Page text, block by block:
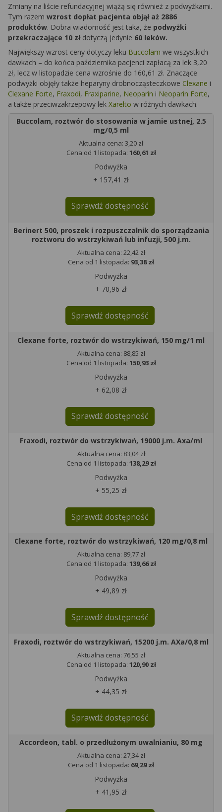
Zmiany na liście refundacyjnej wiążą się również z podwyżkami.
Tym razem wzrost dopłat pacjenta objął aż 2886
produktów. Dobra wiadomość jest taka, że podwyżki
przekraczające 10 złdotyczą jedynie 60 leków.
Największy wzrost ceny dotyczy leku Buccolam we wszystkich
dawkach – do końca października pacjenci zapłacą za lek 3,20
zł, lecz w listopadzie cena wzrośnie do 160,61 zł. Znaczące
podwyżki objęły także heparyny drobnocząsteczkowe Clexane i
Clexane Forte, Fraxodi, Fraxiparine, Neoparin i Neoparin Forte,
a także przeciwzakrzepowy lek Xarelto w różnych dawkach.
Buccolam, roztwór do stosowania w jamie ustnej, 2.5
mg/0,5 ml
Aktualna cena: 3,20 zł
Cena od 1 listopada: 160,61 zł
Podwyżka
+ 157,41 zł
Sprawdź dostępność
Berinert 500, proszek i rozpuszczalnik do sporządzania
roztworu do wstrzykiwań lub infuzji, 500 j.m.
Aktualna cena: 22,42 zł
Cena od 1 listopada: 93,38 zł
Podwyżka
+ 70,96 zł
Sprawdź dostępność
Clexane forte, roztwór do wstrzykiwań, 150 mg/1 ml
Aktualna cena: 88,85 zł
Cena od 1 listopada: 150,93 zł
Podwyżka
+ 62,08 zł
Sprawdź dostępność
Fraxodi, roztwór do wstrzykiwań, 19000 j.m. Axa/ml
Aktualna cena: 83,04 zł
Cena od 1 listopada: 138,29 zł
Podwyżka
+ 55,25 zł
Sprawdź dostępność
Clexane forte, roztwór do wstrzykiwań, 120 mg/0,8 ml
Aktualna cena: 89,77 zł
Cena od 1 listopada: 139,66 zł
Podwyżka
+ 49,89 zł
Sprawdź dostępność
Fraxodi, roztwór do wstrzykiwań, 15200 j.m. AXa/0,8 ml
Aktualna cena: 76,55 zł
Cena od 1 listopada: 120,90 zł
Podwyżka
+ 44,35 zł
Sprawdź dostępność
Accordeon, tabl. o przedłużonym uwalnianiu, 80 mg
Aktualna cena: 27,34 zł
Cena od 1 listopada: 69,29 zł
Podwyżka
+ 41,95 zł